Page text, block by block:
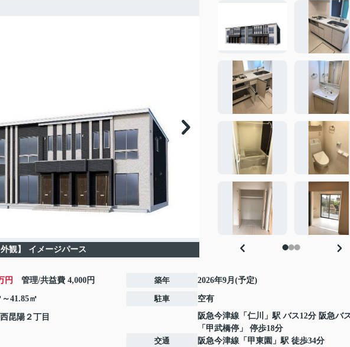
外観】 イメージパース
円 管理/共益費 4,000円
41.85㎡
西昆陽 ２丁目
築年 2026年9月(予定)
駐車 空有
交通
阪急今津線 「 仁川
」駅 バス12分 阪急バ
「甲武橋停」 停歩18分
阪急今津線 「 甲東園 」駅 徒歩34分